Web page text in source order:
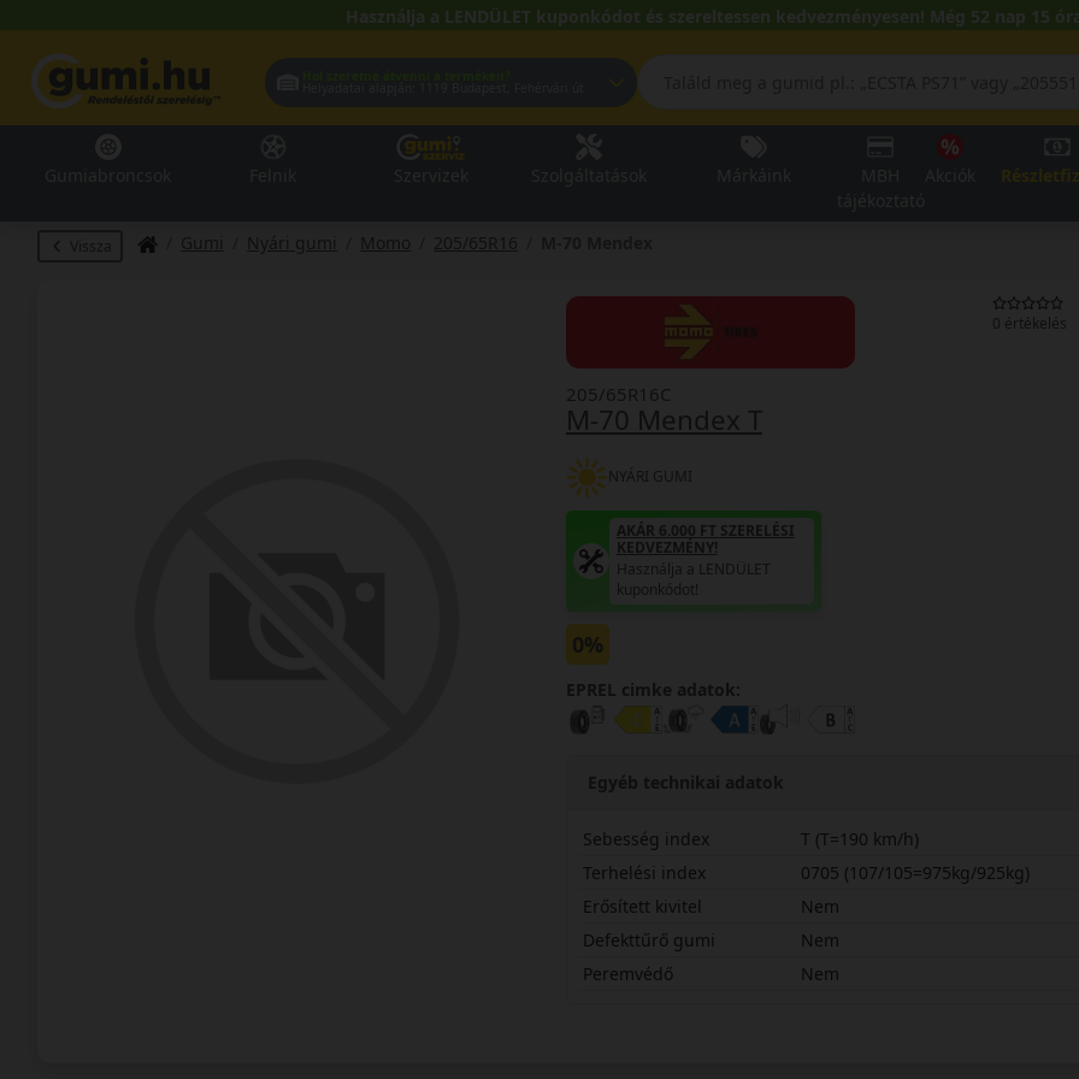
Használja a LENDÜLET kuponkódot és szereltessen kedvezményesen! Még 52 nap 15
Vissza Gumi Nyári gumi Momo 205/65R16
0 értékelés
M-70 Mendex T
205/65R16C
NYÁRI GUMI
AKÁR 6.000 FT SZERELÉSI
KEDVEZMÉNY!
Használja a LENDÜLET
kuponkódot!
0%
EPREL cimke adatok:
Egyéb technikai adatok
Sebesség index
T (T=190 km/h)
Terhelési index
0705 (107/105=975kg/925kg)
Erősített kivitel
Nem
Defekttűrő gumi
Nem
Peremvédő
Nem